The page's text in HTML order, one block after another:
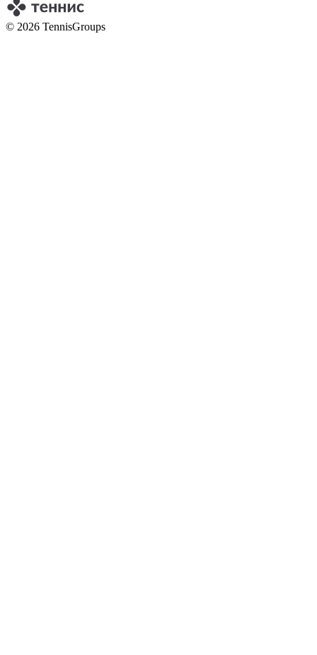
© 2026 TennisGroups